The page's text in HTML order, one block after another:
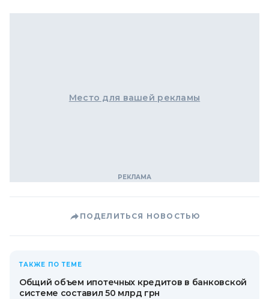
Место для вашей рекламы
ПОДЕЛИТЬСЯ НОВОСТЬЮ
ТАКЖЕ ПО ТЕМЕ
Общий объем ипотечных кредитов в банковской
системе составил 50 млрд грн